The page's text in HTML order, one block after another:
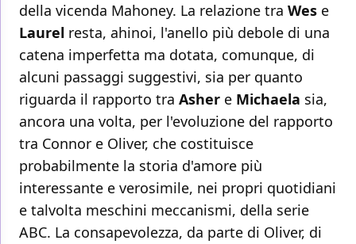
della vicenda Mahoney. La relazione tra Wes e
Laurel resta, ahinoi, l'anello più debole di una
catena imperfetta ma dotata, comunque, di
alcuni passaggi suggestivi, sia per quanto
riguarda il rapporto tra Asher e Michaela sia,
ancora una volta, per l'evoluzione del rapporto
tra Connor e Oliver, che costituisce
probabilmente la storia d'amore più
interessante e verosimile, nei propri quotidiani
e talvolta meschini meccanismi, della serie
ABC. La consapevolezza, da parte di Oliver, di